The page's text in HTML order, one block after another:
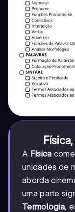
A Física
unidades de
aborda
uma parte
Termologia,